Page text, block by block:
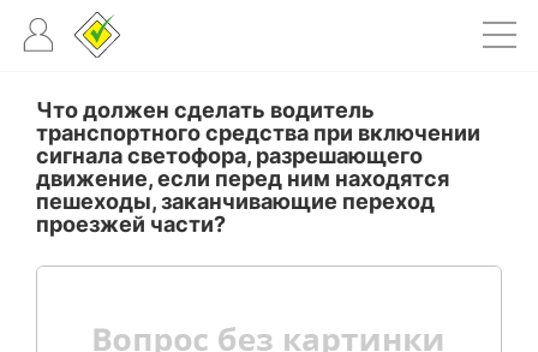
Что должен сделать водитель
транспортного средства при включении
сигнала светофора, разрешающего
движение, если перед ним находятся
пешеходы, заканчивающие переход
проезжей части?